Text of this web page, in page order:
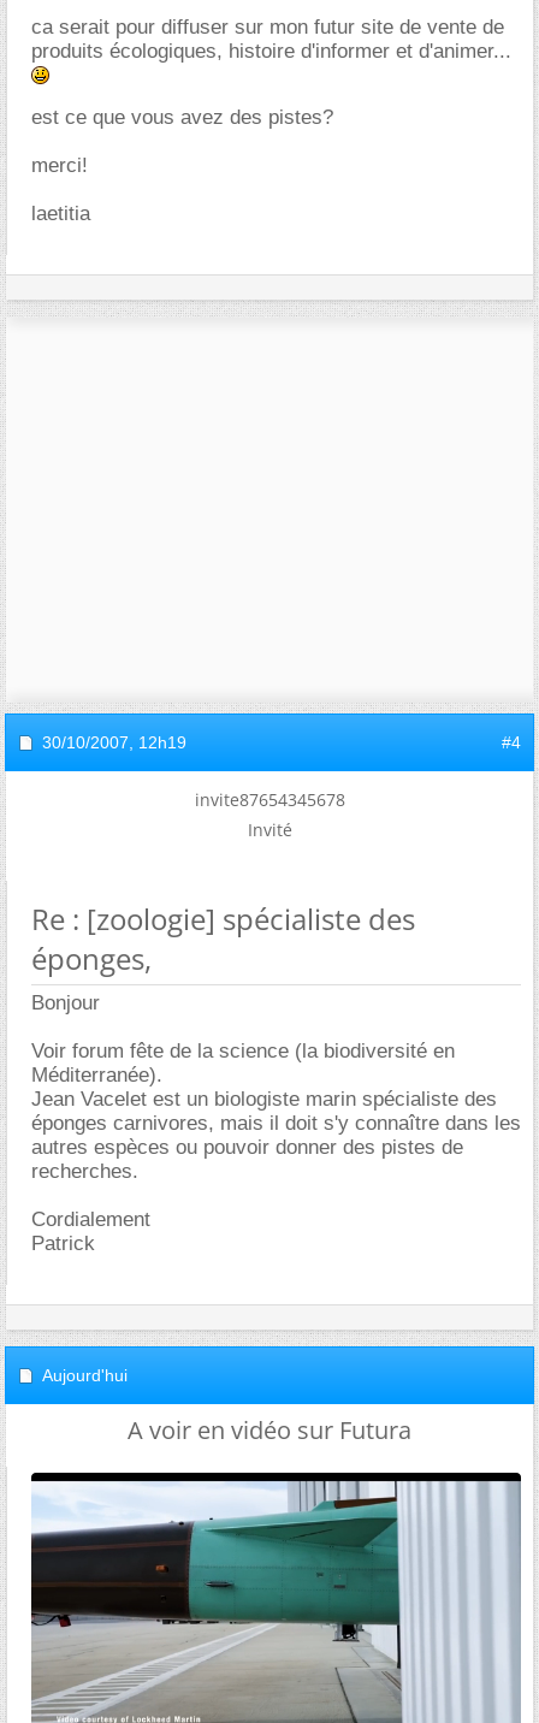
ca serait pour diffuser sur mon futur site de vente de
produits écologiques, histoire d'informer et d'animer...
est ce que vous avez des pistes?
merci!
laetitia
30/10/2007, 12h19 #4
invite87654345678
Invité
Re : [zoologie] spécialiste des
éponges,
Bonjour
Voir forum fête de la science (la biodiversité en
Méditerranée).
Jean Vacelet est un biologiste marin spécialiste des
éponges carnivores, mais il doit s'y connaître dans les
autres espèces ou pouvoir donner des pistes de
recherches.
Cordialement
Patrick
Aujourd'hui
A voir en vidéo sur Futura